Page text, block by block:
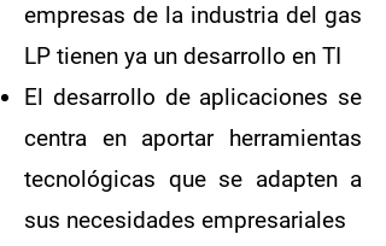
empresas de la industria del gas
LP tienen ya un desarrollo en TI
El desarrollo de aplicaciones se
centra en aportar herramientas
tecnológicas que se adapten a
sus necesidades empresariales